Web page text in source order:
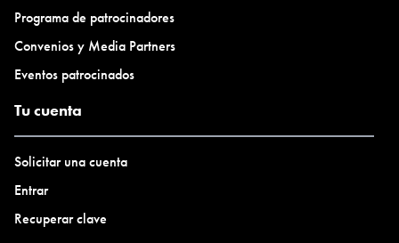
Programa de patrocinadores
Convenios y Media Partners
Eventos patrocinados
Tu cuenta
Solicitar una cuenta
Entrar
Recuperar clave